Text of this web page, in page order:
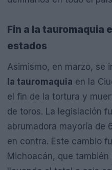
Fin a la tauromaquia
estados
Asimismo, en marzo, se
la tauromaquia en la
el fin de la tortura y
de toros. La legislación
abrumadora mayoría de
en contra. Este cambio
Michoacán, que